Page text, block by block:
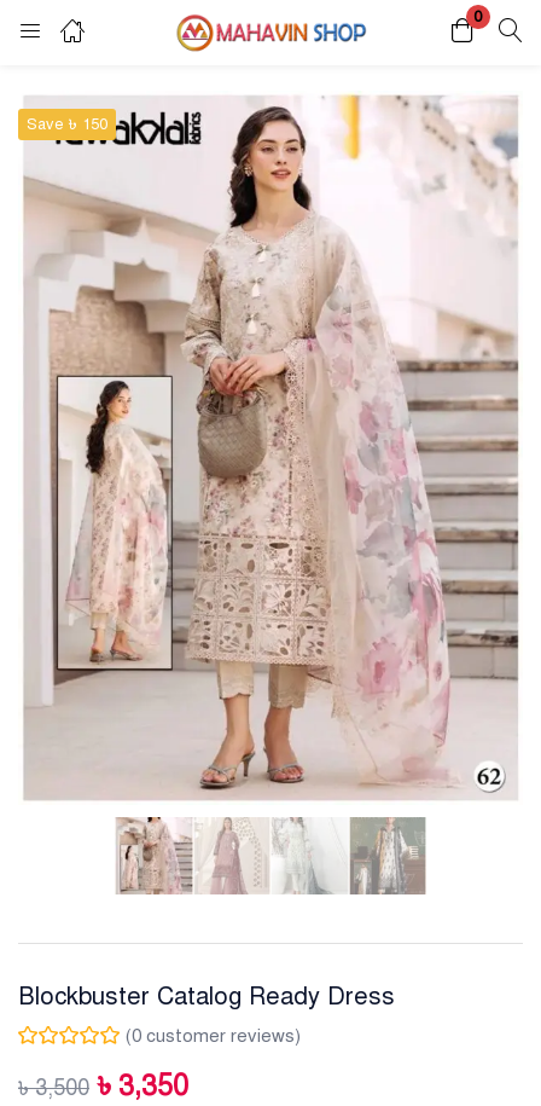
0
Login Register
Enter your username and password to login.
Remember me Lost password?
Save ৳ 150
Blockbuster Catalog Ready Dress
(0 customer reviews)
৳3,500 ৳ 3,350